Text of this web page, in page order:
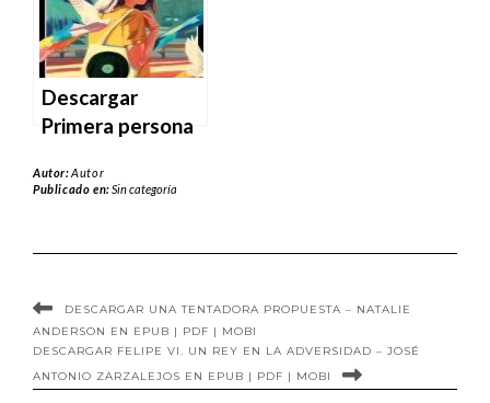
Descargar
Primera persona
Haruki Murakami
Autor:Autor
Publicado en:Sin categoría
DESCARGAR UNA TENTADORA PROPUESTA – NATALIE
ANDERSON EN EPUB | PDF | MOBI
DESCARGAR FELIPE VI. UN REY EN LA ADVERSIDAD – JOSÉ
ANTONIO ZARZALEJOS EN EPUB | PDF | MOBI